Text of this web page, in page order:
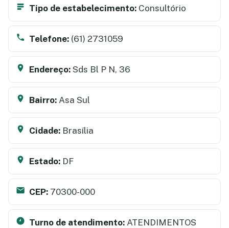
Tipo de estabelecimento: Consultório
Telefone: (61) 2731059
Endereço: Sds Bl P N, 36
Bairro: Asa Sul
Cidade: Brasília
Estado: DF
CEP: 70300-000
Turno de atendimento: ATENDIMENTOS